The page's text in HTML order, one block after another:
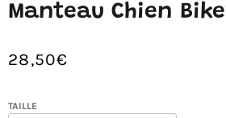
Manteau Chien
28,50€
/
UNITAIRE
TÊTE
TAILLE